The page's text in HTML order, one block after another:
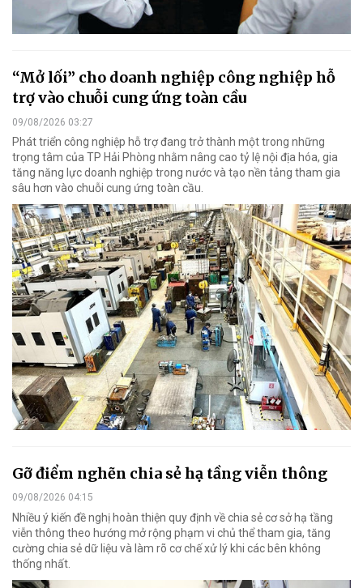
“Mở lối” cho doanh nghiệp công nghiệp hỗ
trợ vào chuỗi cung ứng toàn cầu
09/08/2026 03:27
Phát triển công nghiệp hỗ trợ đang trở thành một trong những
trọng tâm của TP Hải Phòng nhằm nâng cao tỷ lệ nội địa hóa, gia
tăng năng lực doanh nghiệp trong nước và tạo nền tảng tham gia
sâu hơn vào chuỗi cung ứng toàn cầu.
Gỡ điểm nghẽn chia sẻ hạ tầng viễn thông
09/08/2026 04:15
Nhiều ý kiến đề nghị hoàn thiện quy định về chia sẻ cơ sở hạ tầng
viễn thông theo hướng mở rộng phạm vi chủ thể tham gia, tăng
cường chia sẻ dữ liệu và làm rõ cơ chế xử lý khi các bên không
thống nhất.